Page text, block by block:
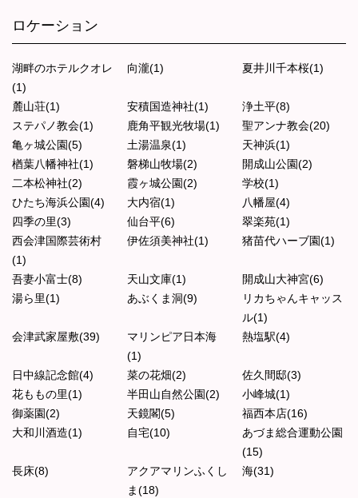
ロケーション
湖畔のホテルクオレ
(1)
向瀧(1) 夏井川千本桜(1)
麓山荘(1) 安積国造神社(1)
浄土平(8)
ステパノ教会(1)
鹿角平観光牧場(1)
聖アンナ教会(20)
亀ヶ城公園(5)
土湯温泉(1)
天神浜(1)
楢葉八幡神社(1)
磐梯山牧場(2)
開成山公園(2)
二本松神社(2)
霞ヶ城公園(2)
学校(1)
ひたち海浜公園(4)
大内宿(1)
八幡屋(4)
四季の里(3)
仙台平(6)
翠楽苑(1)
西会津国際芸術村
(1)
伊佐須美神社(1) 猪苗代ハーブ園(1)
吾妻小富士(8) 天山文庫(1)
開成山大神宮(6)
湯ら里(1)
あぶくま洞(9)
リカちゃんキャッス
ル(1)
会津武家屋敷(39)
マリンピア日本海
(1)
熱塩駅(4)
日中線記念館(4) 菜の花畑(2)
佐久間邸(3)
花ももの里(1)
半田山自然公園(2)
小峰城(1)
御薬園(2)
天鏡閣(5)
福西本店(16)
大和川酒造(1)
自宅(10)
あづま総合運動公園
(15)
長床(8)
アクアマリンふくし
ま(18)
海(31)